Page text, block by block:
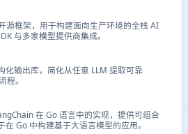
源框架，用于构建面向生产环境的全栈 AI
与多家模型提供商集成。
化输出库，简化从任意 LLM 提取可靠
程。
在 Go 语言中的实现，提供可组合
在 Go 中构建基于大语言模型的应用。